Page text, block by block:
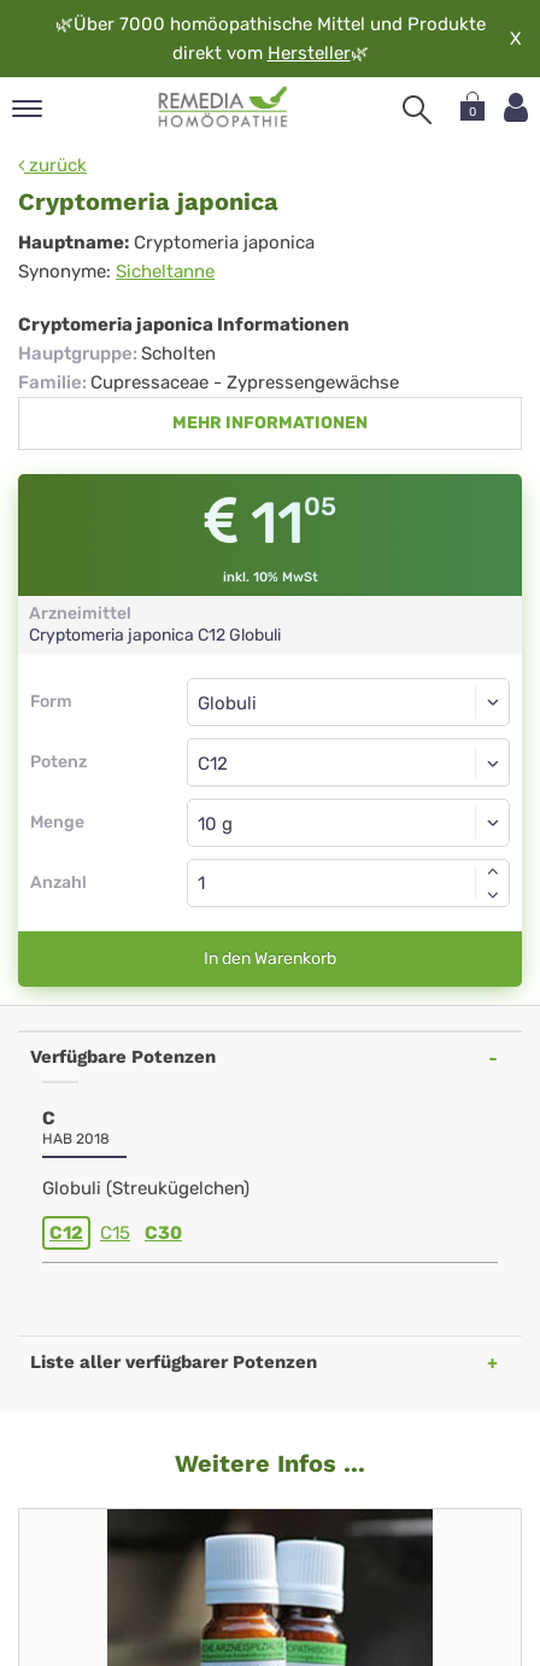
🌿Über 7000 homöopathische Mittel und Produkte
direkt vom Hersteller🌿
X
0
zurück
Cryptomeria japonica
Cryptomeria
japonica
Hauptname: Cryptomeria japonica
Synonyme: Sicheltanne
Cryptomeria japonica Informationen
Hauptgruppe: Scholten
Familie: Cupressaceae - Zypressengewächse
MEHR INFORMATIONEN
1105
inkl. 10% MwSt
Arzneimittel
Cryptomeria japonica C12Globuli
Form
Form
Potenz
Globuli
C12
Menge
Globuli
Anzahl
In den Warenkorb
Verfügbare Potenzen
C
HAB 2018
Globuli (Streukügelchen)
C12 C15 C30
Liste aller verfügbarer Potenzen
Weitere Infos ...